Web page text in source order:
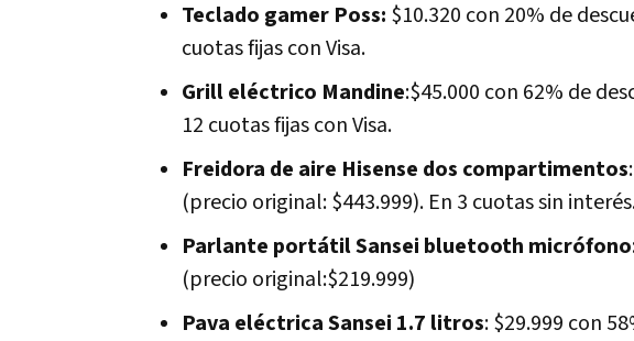
Teclado gamer Poss: $10.320 con 20% de
cuotas fijas con Visa.
Grill eléctrico Mandine:$45.000 con 62% de
12 cuotas fijas con Visa.
Freidora de aire Hisense dos compartimentos
(precio original: $443.999). En 3 cuotas sin
Parlante portátil Sansei bluetooth micrófono
(precio original:$219.999)
Pava eléctrica Sansei 1.7 litros: $29.999 con